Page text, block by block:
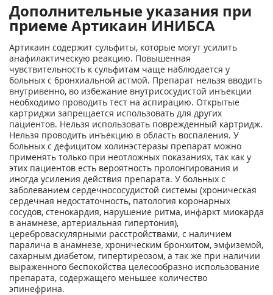
Дополнительные указания при
приеме Артикаин ИНИБСА
Артикаин содержит сульфиты, которые могут усилить
анафилактическую реакцию. Повышенная
чувствительность к сульфитам чаще наблюдается у
больных с бронхиальной астмой. Препарат нельзя вводить
внутривенно, во избежание внутрисосудистой инъекции
необходимо проводить тест на аспирацию. Открытые
картриджи запрещается использовать для других
пациентов. Нельзя использовать поврежденный картридж.
Нельзя проводить инъекцию в область воспаления. У
больных с дефицитом холинэстеразы препарат можно
применять только при неотложных показаниях, так как у
этих пациентов есть вероятность пролонгирования и
иногда усиления действия препарата. У больных с
заболеванием сердечно­сосудистой системы (хроническая
сердечная недостаточность, патология коронарных
сосудов, стенокардия, нарушение ритма, инфаркт миокарда
в анамнезе, артериальная гипертония),
цереброваскулярными расстройствами, с наличием
паралича в анамнезе, хроническим бронхитом, эмфиземой,
сахарным диабетом, гипертиреозом, а так же при наличии
выраженного беспокойства целесообразно использование
препарата, содержащего меньшее количество
эпинефрина.